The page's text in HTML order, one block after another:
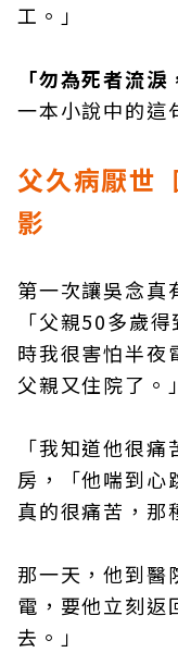
工。」
「勿為死者流淚
一本小說中的這
父久病厭世
影
第一次讓吳念真
「父親50多歲
時我很害怕半夜
父親又住院了。」
「我知道他很
房，「他喘到心
真的很痛苦，那
那一天，他到醫
電，要他立刻返
去。」